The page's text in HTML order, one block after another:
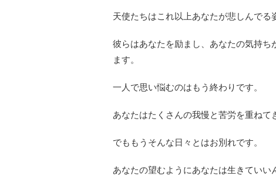
天使たちはこれ以上あなたが悲しんでる
彼らはあなたを励まし、あなたの気持
ます。
一人で思い悩むのはもう終わりです。
あなたはたくさんの我慢と苦労を重ねて
でももうそんな日々とはお別れです。
あなたの望むようにあなたは生きていい